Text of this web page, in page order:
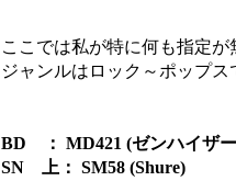
ここでは私が特に何も指定が
ジャンルはロック～ポップス
BD ： MD421 (ゼンハイザ
SN 上： SM58 (Shure)